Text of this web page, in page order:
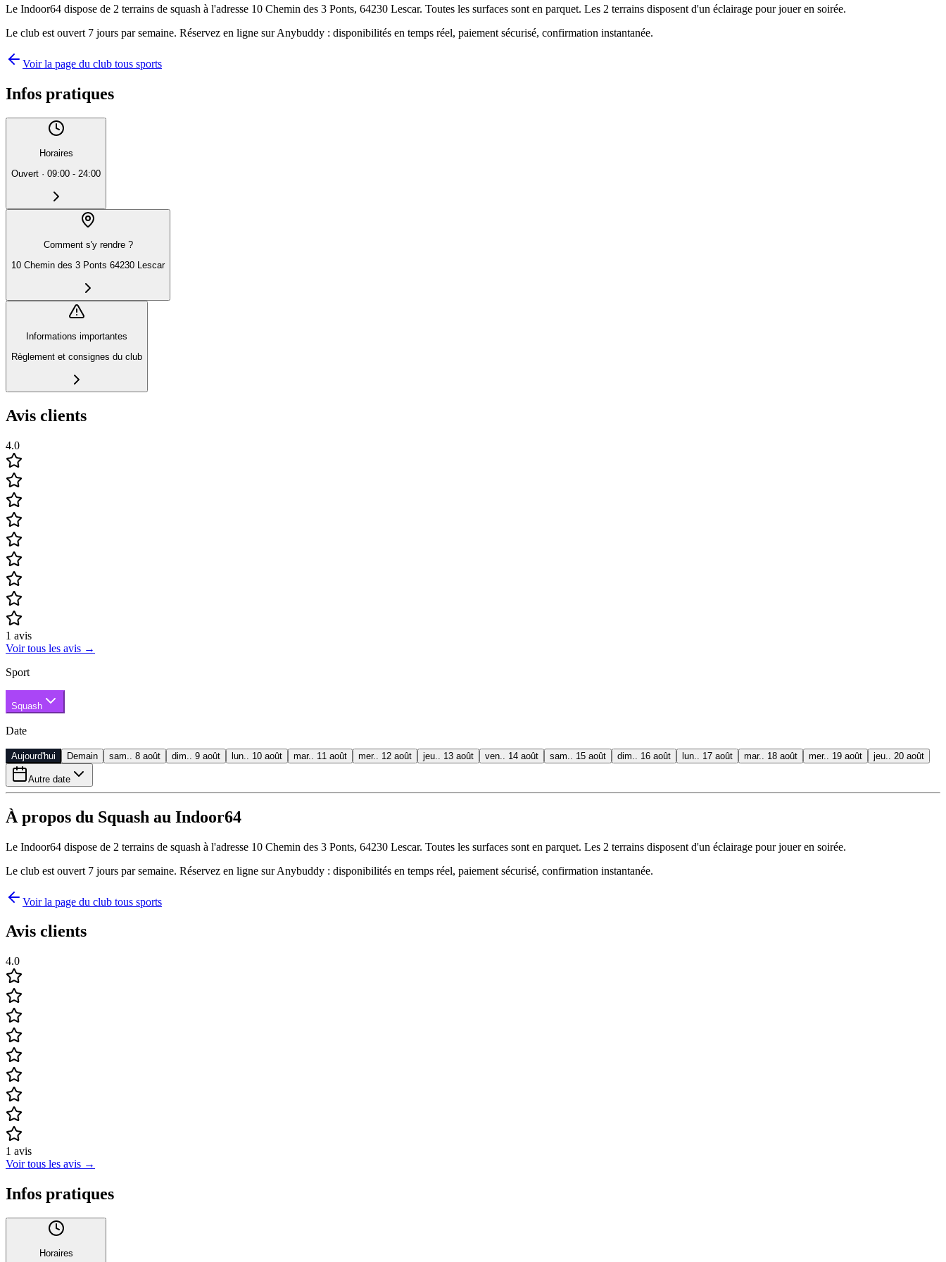
Le Indoor64 dispose de 2 terrains de squash à l'adresse 10 Chemin des 3 Ponts, 64230 Lescar. Toutes les surfaces sont en parquet. Les 2 terrains disposent d'un éclairage pour jouer en soirée.
Le club est ouvert 7 jours par semaine. Réservez en ligne sur Anybuddy : disponibilités en temps réel, paiement sécurisé, confirmation instantanée.
Voir la page du club tous sports
Infos pratiques
Horaires
Ouvert · 09:00 - 24:00
Comment s'y rendre ?
10 Chemin des 3 Ponts 64230 Lescar
Informations importantes
Règlement et consignes du club
Avis clients
4.0
1 avis
Voir tous les avis →
Sport
Squash
Date
Aujourd'hui Demain sam.. 8 août dim.. 9 août lun.. 10 août mar.. 11 août mer.. 12 août jeu.. 13 août ven.. 14 août sam.. 15 août dim.. 16 août lun.. 17 août mar.. 18 août mer.. 19 août jeu.. 20 août
Autre date
À propos du Squash au Indoor64
Le Indoor64 dispose de 2 terrains de squash à l'adresse 10 Chemin des 3 Ponts, 64230 Lescar. Toutes les surfaces sont en parquet. Les 2 terrains disposent d'un éclairage pour jouer en soirée.
Le club est ouvert 7 jours par semaine. Réservez en ligne sur Anybuddy : disponibilités en temps réel, paiement sécurisé, confirmation instantanée.
Voir la page du club tous sports
Avis clients
4.0
1 avis
Voir tous les avis →
Infos pratiques
Horaires